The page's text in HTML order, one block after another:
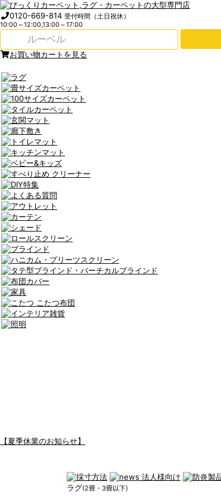
0120-669-814受付時間（土日祝休）
10:00～12:00,13:00～17:00
お買い物カートを見る
【夏季休業のお知らせ】
ラグ(2畳・3畳以下)